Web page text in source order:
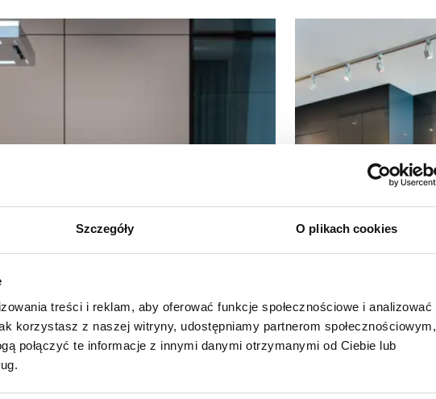
Szczegóły O plikach cookies
treści i reklam, aby oferować funkcje społecznościowe i analizować
korzystasz z naszej witryny, udostępniamy partnerom społecznościowym,
połączyć te informacje z innymi danymi otrzymanymi od Ciebie lub